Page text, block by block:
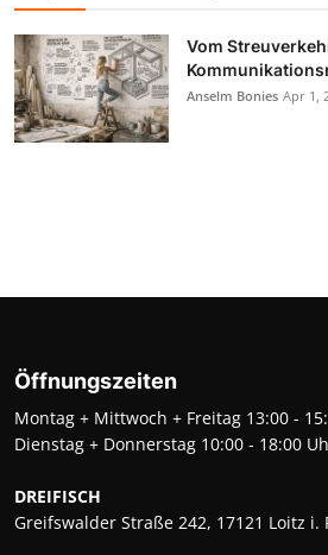
Vom
Anselm Bonies Apr 1,
Öffnungszeiten
Montag + Mittwoch + Freitag 13:00 -
Dienstag + Donnerstag 10:00 - 18:00
DREIFISCH
Greifswalder Straße 242, 17121 Loitz i.